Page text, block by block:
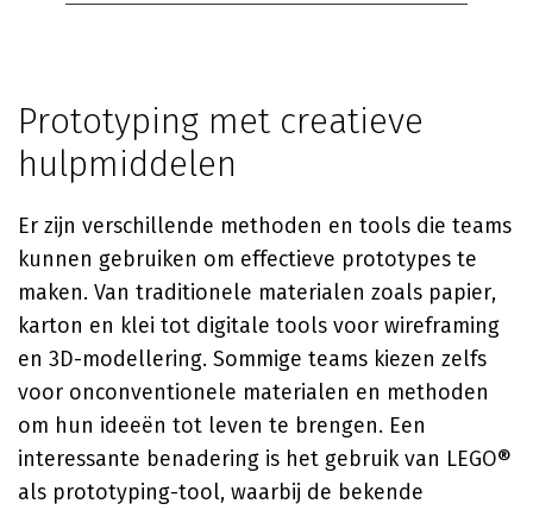
Prototyping met creatieve
hulpmiddelen
Er zijn verschillende methoden en tools die teams
kunnen gebruiken om effectieve prototypes te
maken. Van traditionele materialen zoals papier,
karton en klei tot digitale tools voor wireframing
en 3D-modellering. Sommige teams kiezen zelfs
voor onconventionele materialen en methoden
om hun ideeën tot leven te brengen. Een
interessante benadering is het gebruik van LEGO®
als prototyping-tool, waarbij de bekende